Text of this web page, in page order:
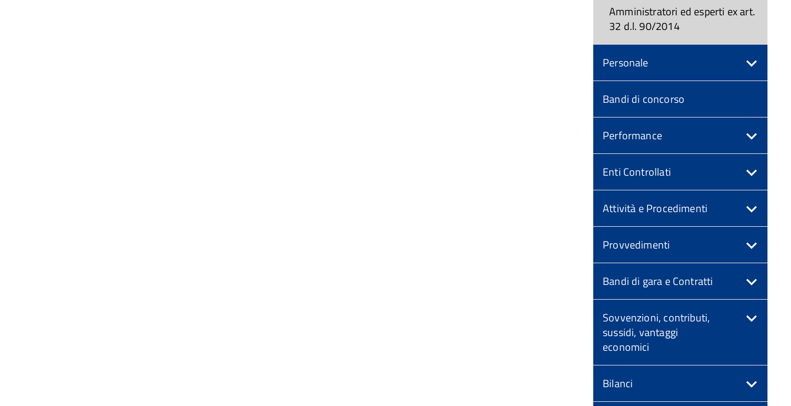
Amministratori ed esperti ex art.
32 d.l. 90/2014
Personale
Bandi di concorso
Performance
Enti Controllati
Attività e Procedimenti
Provvedimenti
Bandi di gara e Contratti
Sovvenzioni, contributi,
sussidi, vantaggi
economici
Bilanci